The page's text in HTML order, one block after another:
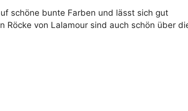
schöne bunte Farben und lässt sich gut
Röcke von Lalamour sind auch schön über